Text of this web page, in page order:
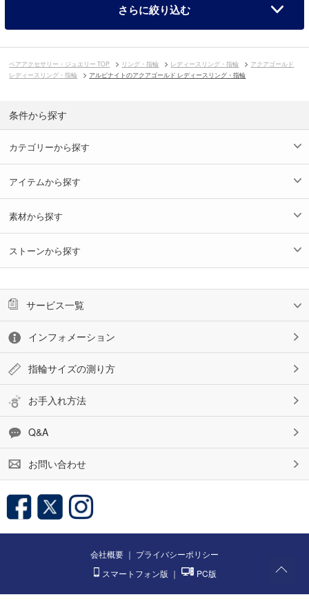
さらに絞り込む
ペアアクセサリー・ジュエリー TOP リング・指輪 レディースリング・指輪
アクアゴールド
レディースリング・指輪
アルピナイトのアクアゴールド レディースリング・指輪
条件から探す
カテゴリーから探す
アイテムから探す
素材から探す
ストーンから探す
サービス一覧
インフォメーション
指輪サイズの測り方
お手入れ方法
Q&A
お問い合わせ
会社概要 ｜ プライバシーポリシー
スマートフォン版 ｜ PC版